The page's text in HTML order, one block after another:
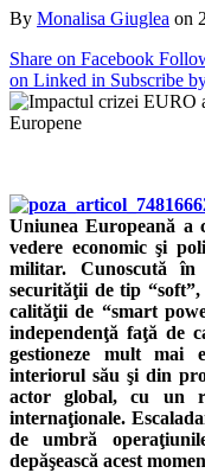
By Monalisa Giuglea on
Share on Facebook
on Linked in Subscribe
Uniunea Europeană a
vedere economic şi
militar. Cunoscută în
securităţii de tip
calităţii de “smart
independenţă faţă de
gestioneze mult mai
interiorul său şi din
actor global, cu un
internaţionale.
de umbră
depăşească acest